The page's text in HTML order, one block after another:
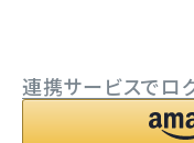
連携サービスでロ